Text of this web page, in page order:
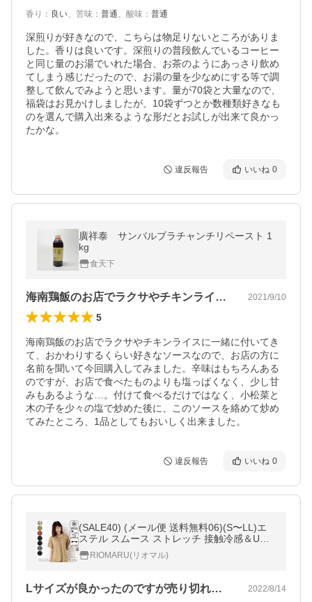
香り ： 良い、 苦味 ： 普通、 酸味 ： 普通
深煎りが好きなので、こちらは物足りないところがありま
した。香りは良いです。深煎りの普段飲んでいるコーヒー
と同じ量のお湯でいれた場合、お茶のようにあっさり飲め
てしまう感じだったので、お湯の量を少なめにする等で調
整して飲んでみようと思います。量が70袋と大量なので、
福袋はお見かけしましたが、10袋ずつとか数種類好きなも
のを選んで購入出来るような形だとお試しが出来て良かっ
たかな。
違反報告 いいね 0
廣祥泰 サンバルブラチャンチリペースト 1
kg
食天下
海南鶏飯のお店でラクサやチキンライスに… 2021/9/10
5
海南鶏飯のお店でラクサやチキンライスに一緒に付いてき
て、おかわりするくらい好きなソースなので、お店の方に
名前を聞いて今回購入してみました。辛味はもちろんある
のですが、お店で食べたものよりも塩っぱくなく、少し甘
みもあるような…。付けて食べるだけではなく、小松菜と
木の子を少々の塩で炒めた後に、このソースを絡めて炒め
てみたところ、1品としてもおいしく出来ました。
違反報告 いいね 0
(SALE40) (メール便 送料無料06)(S〜LL)エ
ステル スムース ストレッチ 接触冷感＆UV
＆イージーケア ボウタイ 風 半袖カットソー
ブラウス(エコ包装)(cs)(rc)
RIOMARU(リオマル)
Lサイズが良かったのですが売り切れだっ… 2022/8/14